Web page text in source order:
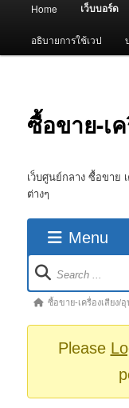
Home เว็บบอร์ด
อธิบายการใช้เวป
ซื้อขาย-เ
เว็บศูนย์กลาง ซื้อขาย
ต่างๆ
Menu
Forum
Navigation
Forumซื้อขาย-เครื่องเสียง/
Please